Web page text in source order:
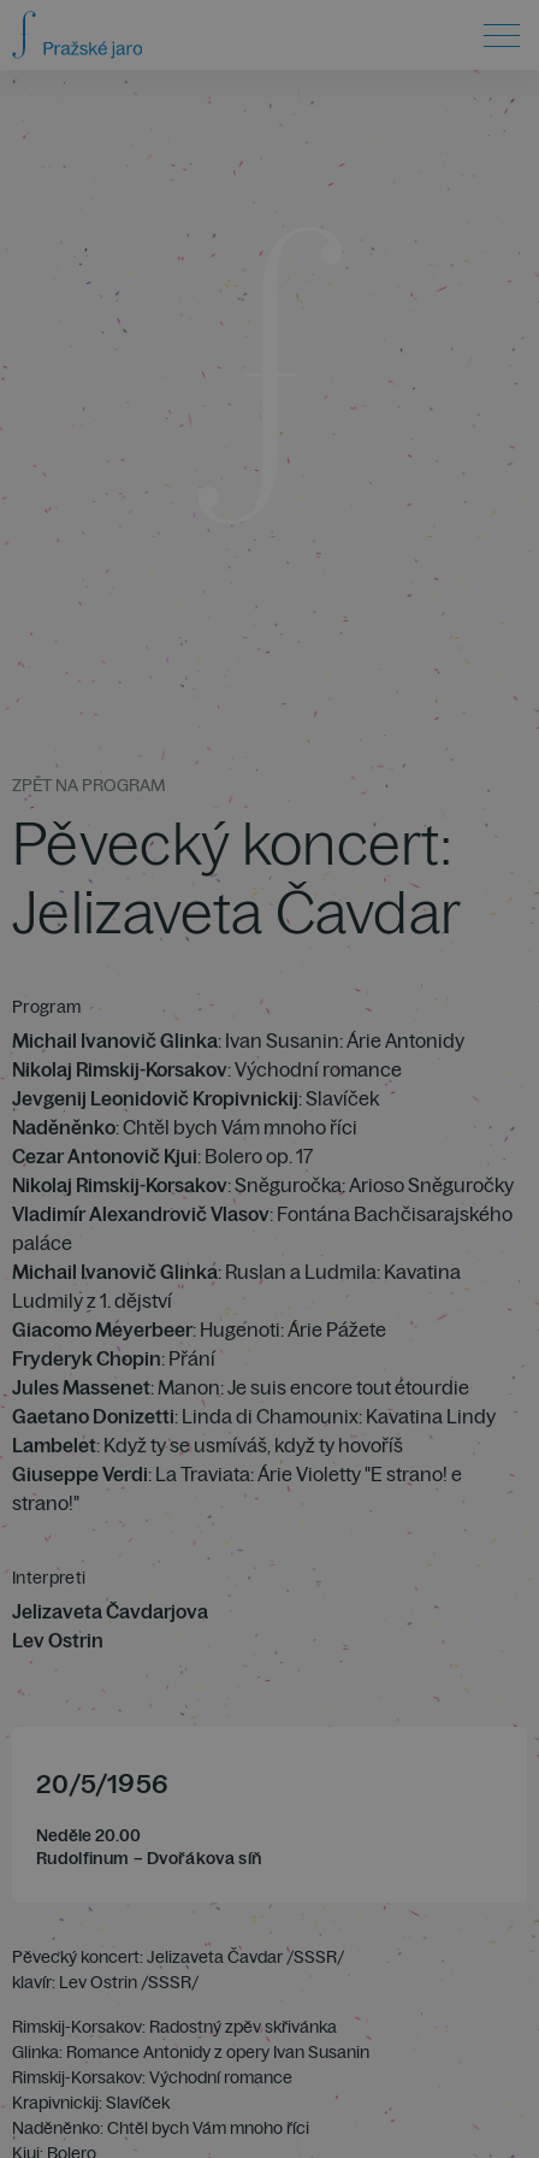
ZPĚT NA PROGRAM
Pěvecký koncert:
Jelizaveta Čavdar
Program
Michail Ivanovič Glinka: Ivan Susanin: Árie Antonidy
Nikolaj Rimskij-Korsakov: Východní romance
Jevgenij Leonidovič Kropivnickij: Slavíček
Naděněnko: Chtěl bych Vám mnoho říci
Cezar Antonovič Kjui: Bolero op. 17
Nikolaj Rimskij-Korsakov: Sněguročka: Arioso Sněguročky
Vladimír Alexandrovič Vlasov: Fontána Bachčisarajského
paláce
Michail Ivanovič Glinka: Ruslan a Ludmila: Kavatina
Ludmily z 1. dějství
Giacomo Meyerbeer: Hugenoti: Árie Pážete
Fryderyk Chopin: Přání
Jules Massenet: Manon: Je suis encore tout étourdie
Gaetano Donizetti: Linda di Chamounix: Kavatina Lindy
Lambelet: Když ty se usmíváš, když ty hovoříš
Giuseppe Verdi: La Traviata: Árie Violetty "E strano! e
strano!"
Interpreti
Jelizaveta Čavdarjova
Lev Ostrin
20/5/1956
Neděle 20.00
Rudolfinum – Dvořákova síň
Pěvecký koncert: Jelizaveta Čavdar /SSSR/
klavír: Lev Ostrin /SSSR/
Rimskij-Korsakov: Radostný zpěv skřivánka
Glinka: Romance Antonidy z opery Ivan Susanin
Rimskij-Korsakov: Východní romance
Krapivnickij: Slavíček
Naděněnko: Chtěl bych Vám mnoho říci
Kjuj: Bolero